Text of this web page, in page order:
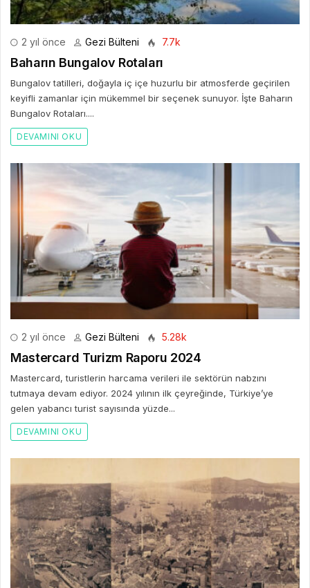
2 yıl önce Gezi Bülteni 7.7k
Baharın Bungalov Rotaları
Bungalov tatilleri, doğayla iç içe huzurlu bir atmosferde geçirilen
keyifli zamanlar için mükemmel bir seçenek sunuyor. İşte Baharın
Bungalov Rotaları....
DEVAMINI OKU
2 yıl önce Gezi Bülteni 5.28k
Mastercard Turizm Raporu 2024
Mastercard, turistlerin harcama verileri ile sektörün nabzını
tutmaya devam ediyor. 2024 yılının ilk çeyreğinde, Türkiye’ye
gelen yabancı turist sayısında yüzde...
DEVAMINI OKU